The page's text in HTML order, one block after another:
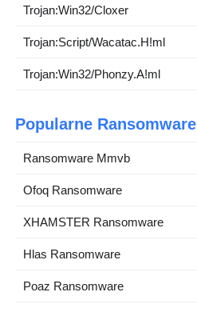
Trojan:Win32/Cloxer
Trojan:Script/Wacatac.H!ml
Trojan:Win32/Phonzy.A!ml
Popularne Ransomware
Ransomware Mmvb
Ofoq Ransomware
XHAMSTER Ransomware
Hlas Ransomware
Poaz Ransomware